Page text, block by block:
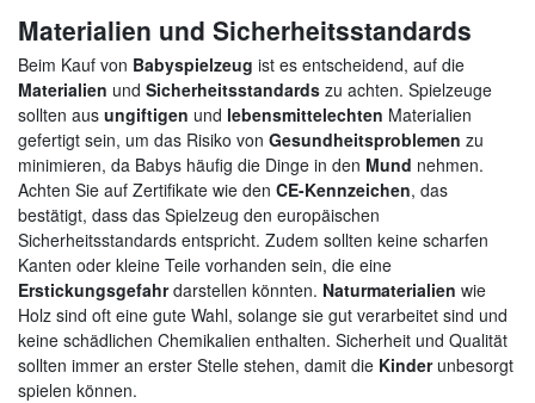
Materialien und Sicherheitsstandards
Beim Kauf von Babyspielzeug ist es entscheidend, auf die
Materialien und Sicherheitsstandards zu achten. Spielzeuge
sollten aus ungiftigen und lebensmittelechten Materialien
gefertigt sein, um das Risiko von Gesundheitsproblemen zu
minimieren, da Babys häufig die Dinge in den Mund nehmen.
Achten Sie auf Zertifikate wie den CE-Kennzeichen, das
bestätigt, dass das Spielzeug den europäischen
Sicherheitsstandards entspricht. Zudem sollten keine scharfen
Kanten oder kleine Teile vorhanden sein, die eine
Erstickungsgefahrdarstellen könnten. Naturmaterialien wie
Holz sind oft eine gute Wahl, solange sie gut verarbeitet sind und
keine schädlichen Chemikalien enthalten. Sicherheit und Qualität
sollten immer an erster Stelle stehen, damit die Kinderunbesorgt
spielen können.